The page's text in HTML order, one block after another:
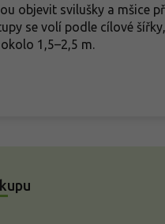
objevit svilušky a mšice
se volí podle cílové
1,5–2,5 m.